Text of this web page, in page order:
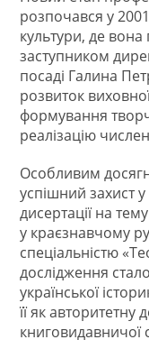
розпочався у
культури, де вона
заступником
посаді Галина
розвиток
формування
реалізацію
Особливим
успішний захист
дисертації на
у краєзнавчому
спеціальністю
дослідження
української
її як авторитетну
книговидавничої